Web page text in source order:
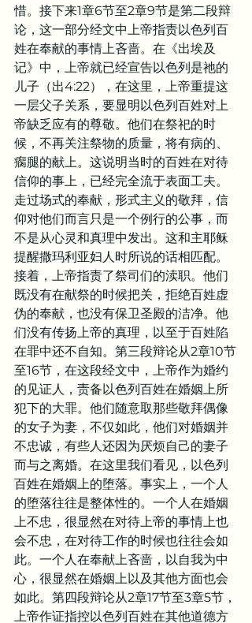
惜。接下来1章6节至2章9节是第二段辩
论，这一部分经文中上帝指责以色列百
姓在奉献的事情上吝啬。在《出埃及
记》中，上帝就已经宣告以色列是祂的
儿子（出4:22），在这里，上帝重提这
一层父子关系，要显明以色列百姓对上
帝缺乏应有的尊敬。他们在祭祀的时
候，不再关注祭物的质量，将有病的、
瘸腿的献上。这说明当时的百姓在对待
信仰的事上，已经完全流于表面工夫。
走过场式的奉献，形式主义的敬拜，信
仰对他们而言只是一个例行的公事，而
不是从心灵和真理中发出。这和主耶稣
提醒撒玛利亚妇人时所说的话相匹配。
接着，上帝指责了祭司们的渎职。他们
既没有在献祭的时候把关，拒绝百姓虚
伪的奉献，也没有保卫圣殿的洁净。他
们没有传扬上帝的真理，以至于百姓陷
在罪中还不自知。第三段辩论从2章10节
至16节，在这段经文中，上帝作为婚约
的见证人，责备以色列百姓在婚姻上所
犯下的大罪。他们随意取那些敬拜偶像
的女子为妻，不仅如此，他们对婚姻并
不忠诚，有些人还因为厌烦自己的妻子
而与之离婚。在这里我们看见，以色列
百姓在婚姻上的堕落。事实上，一个人
的堕落往往是整体性的。一个人在婚姻
上不忠，很显然在对待上帝的事情上也
会不忠，在对待工作的时候也往往会如
此。一个人在奉献上吝啬，以自我为中
心，很显然在婚姻上以及其他方面也会
如此。第四段辩论从2章17节至3章5节，
上帝作证指控以色列百姓在其他道德方